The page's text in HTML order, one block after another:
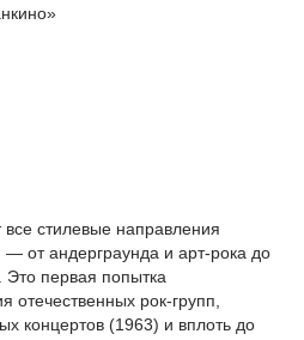
стилевые направления
— от андерграунда и арт-рока до
Это первая попытка
отечественных рок-групп,
концертов (1963) и вплоть до